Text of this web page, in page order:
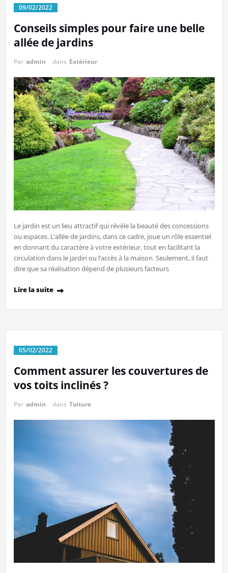
09/02/2022
Conseils simples pour faire une belle
allée de jardins
Par admin dans Extérieur
Le jardin est un lieu attractif qui révèle la beauté des concessions
ou espaces. L’allée de jardins, dans ce cadre, joue un rôle essentiel
en donnant du caractère à votre extérieur, tout en facilitant la
circulation dans le jardin ou l’accès à la maison. Seulement, il faut
dire que sa réalisation dépend de plusieurs facteurs
Lire la suite
05/02/2022
Comment assurer les couvertures de
vos toits inclinés ?
Par admin dans Toiture